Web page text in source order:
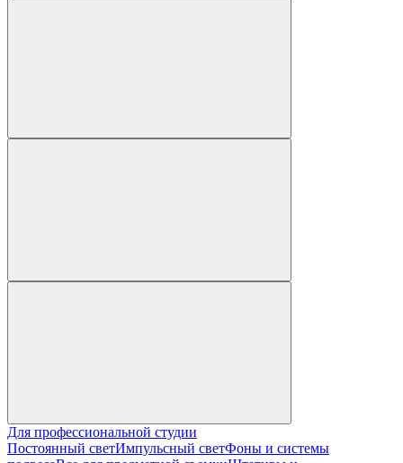
Для профессиональной студии
Постоянный светИмпульсный светФоны и системы